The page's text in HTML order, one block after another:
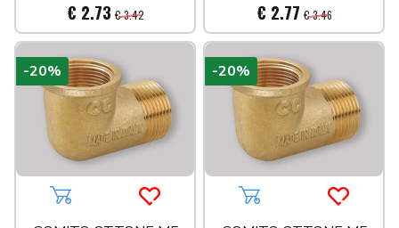
€ 2.73 € 3.42 € 2.77 € 3.46
Aggiungi al carrelloAcquista più tardi
-20%
Aggiungi al carrello
-20%